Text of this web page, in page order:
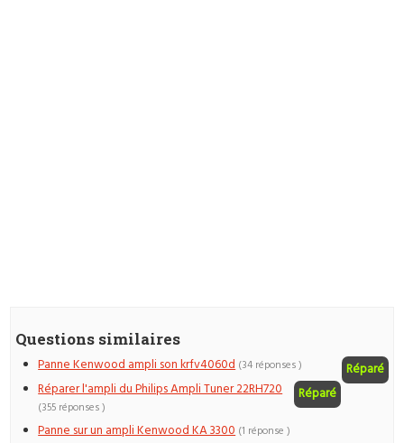
Questions similaires
Panne Kenwood ampli son krfv4060d Réparé
(34 réponses )
Réparer l'ampli du Philips Ampli Tuner 22RH720 Réparé
(355 réponses )
Panne sur un ampli Kenwood KA 3300 (1 réponse )